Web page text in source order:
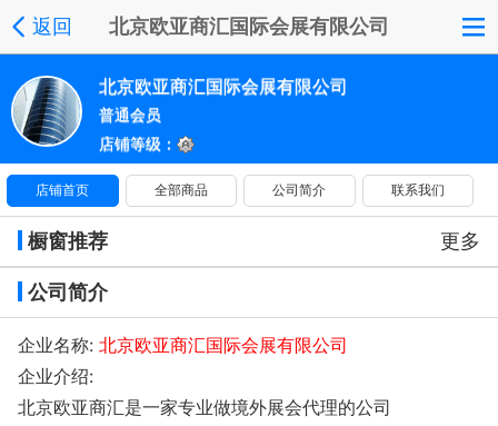
返回 北京欧亚商汇国际会展有限公司
北京欧亚商汇国际会展有限公司
普通会员
店铺等级：
店铺首页 全部商品 公司简介 联系我们
橱窗推荐 更多
公司简介
企业名称: 北京欧亚商汇国际会展有限公司
企业介绍:
北京欧亚商汇是一家专业做境外展会代理的公司